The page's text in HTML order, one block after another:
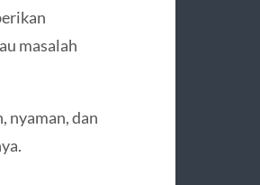
masalah
nyaman, dan